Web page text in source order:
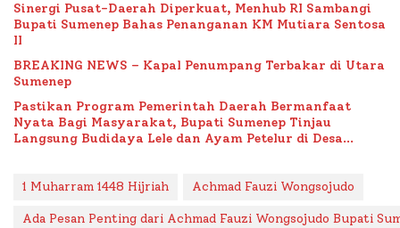
Sinergi Pusat-Daerah Diperkuat, Menhub RI Sambangi
Bupati Sumenep Bahas Penanganan KM Mutiara Sentosa
II
BREAKING NEWS – Kapal Penumpang Terbakar di Utara
Sumenep
Pastikan Program Pemerintah Daerah Bermanfaat
Nyata Bagi Masyarakat, Bupati Sumenep Tinjau
Langsung Budidaya Lele dan Ayam Petelur di Desa
1 Muharram 1448 Hijriah Achmad Fauzi Wongsojudo
Ada Pesan Penting dari Achmad Fauzi Wongsojudo Bupati